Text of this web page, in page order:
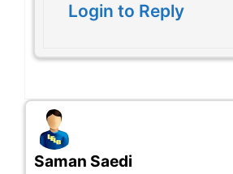
Login to Reply
Saman Saedi